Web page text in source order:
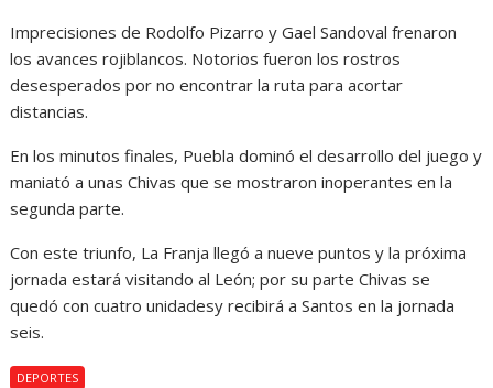
Imprecisiones de Rodolfo Pizarro y Gael Sandoval frenaron
los avances rojiblancos. Notorios fueron los rostros
desesperados por no encontrar la ruta para acortar
distancias.
En los minutos finales, Puebla dominó el desarrollo del juego y
maniató a unas Chivas que se mostraron inoperantes en la
segunda parte.
Con este triunfo, La Franja llegó a nueve puntos y la próxima
jornada estará visitando al León; por su parte Chivas se
quedó con cuatro unidadesy recibirá a Santos en la jornada
seis.
DEPORTES